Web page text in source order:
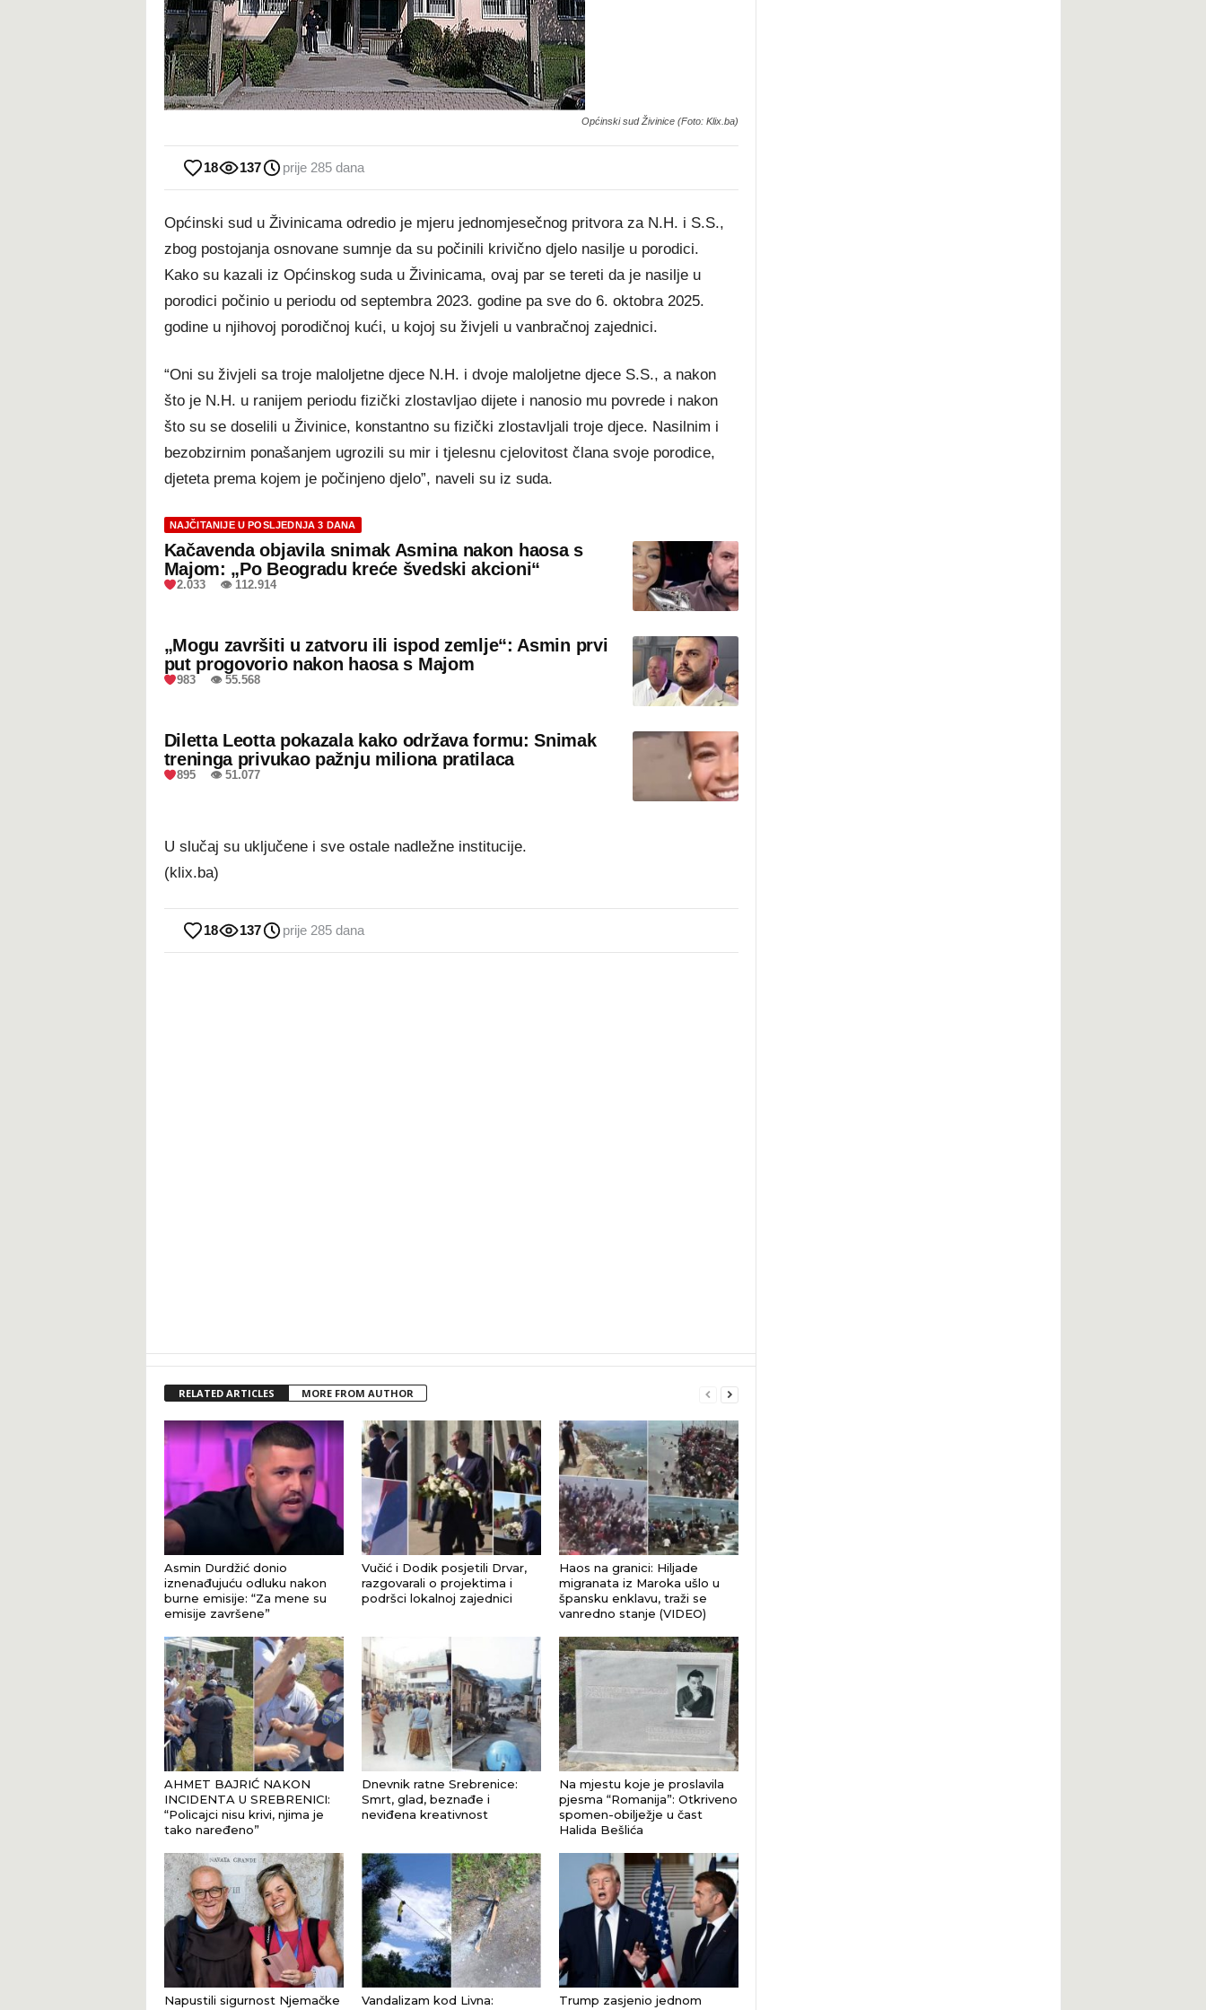
Općinski sud Živinice (Foto: Klix.ba)
18 137 prije 285 dana
Općinski sud u Živinicama odredio je mjeru jednomjesečnog pritvora za N.H. i S.S.,
zbog postojanja osnovane sumnje da su počinili krivično djelo nasilje u porodici.
Kako su kazali iz Općinskog suda u Živinicama, ovaj par se tereti da je nasilje u
porodici počinio u periodu od septembra 2023. godine pa sve do 6. oktobra 2025.
godine u njihovoj porodičnoj kući, u kojoj su živjeli u vanbračnoj zajednici.
“Oni su živjeli sa troje maloljetne djece N.H. i dvoje maloljetne djece S.S., a nakon
što je N.H. u ranijem periodu fizički zlostavljao dijete i nanosio mu povrede i nakon
što su se doselili u Živinice, konstantno su fizički zlostavljali troje djece. Nasilnim i
bezobzirnim ponašanjem ugrozili su mir i tjelesnu cjelovitost člana svoje porodice,
djeteta prema kojem je počinjeno djelo”, naveli su iz suda.
NAJČITANIJE U POSLJEDNJA 3 DANA
Kačavenda objavila snimak Asmina nakon haosa s
Majom: „Po Beogradu kreće švedski akcioni“
2.033 👁 112.914
„Mogu završiti u zatvoru ili ispod zemlje“: Asmin prvi
put progovorio nakon haosa s Majom
983 👁 55.568
Diletta Leotta pokazala kako održava formu: Snimak
treninga privukao pažnju miliona pratilaca
895 👁 51.077
U slučaj su uključene i sve ostale nadležne institucije.
(klix.ba)
18 137 prije 285 dana
RELATED ARTICLES MORE FROM AUTHOR
Asmin Durdžić donio
iznenađujuću odluku nakon
burne emisije: “Za mene su
emisije završene”
Vučić i Dodik posjetili Drvar,
razgovarali o projektima i
podršci lokalnoj zajednici
Haos na granici: Hiljade
migranata iz Maroka ušlo u
špansku enklavu, traži se
vanredno stanje (VIDEO)
AHMET BAJRIĆ NAKON
INCIDENTA U SREBRENICI:
“Policajci nisu krivi, njima je
tako naređeno”
Dnevnik ratne Srebrenice:
Smrt, glad, beznađe i
neviđena kreativnost
Na mjestu koje je proslavila
pjesma “Romanija”: Otkriveno
spomen-obilježje u čast
Halida Bešlića
Napustili sigurnost Njemačke
Vandalizam kod Livna:
Trump zasjenio jednom